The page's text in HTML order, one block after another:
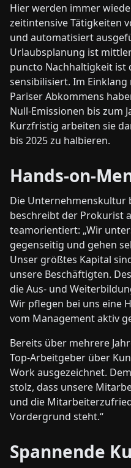
Hier werden immer
zeitintensive Tätigkeiten
und automatisiert
Urlaubsplanung ist
puncto Nachhaltigkeit ist
sensibilisiert. Im Einklang
Pariser Abkommens
Null-Emissionen bis zum
Kurzfristig arbeiten sie
bis 2025 zu halbieren.
Hands-on-
Die Unternehmenskultur
beschreibt der Prokurist
teamorientiert: „Wir
gegenseitig und gehen
Unser größtes Kapital
unsere Beschäftigten.
die Aus- und
Wir pflegen bei uns eine
vom Management aktiv
Bereits über mehrere
Top-Arbeitgeber über
Work ausgezeichnet.
stolz, dass unsere
und die
Vordergrund steht.“
Spannende